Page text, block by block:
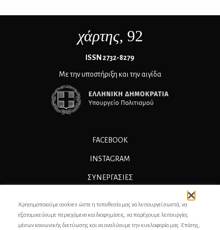
χάρτης, 92
ΙSSN 2732-8279
Με την υποστήριξη και την αιγίδα
FACEBOOK
INSTAGRAM
ΣΥΝΕΡΓΑΣΊΕΣ
ΕΠΙΚΟΙΝΩΝΙΑ
Χρησιμοποιούμε cookies ώστε η τοποθεσία μας να λειτουργεί σωστά, να
εξατομικεύουμε περιεχόμενο και διαφημίσεις, να παρέχουμε λειτουργίες
μέσων κοινωνικής δικτύωσης και να αναλύουμε την κυκλοφορία μας. Επίσης,